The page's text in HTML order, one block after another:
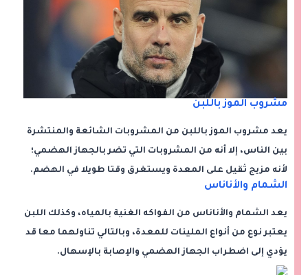
مشروب الموز باللبن
يعد مشروب الموز باللبن من المشروبات الشائعة والمنتشرة
بين الناس، إلا أنه من المشروبات التي تضر بالجهاز الهضمي؛
لأنه مزيج ثقيل على المعدة ويستغرق وقتا طويلا في الهضم.
الشمام والأناناس
يعد الشمام والأناناس من الفواكه الغنية بالمياه، وكذلك اللبن
يعتبر نوع من أنواع الملينات للمعدة، وبالتالي تناولهما معا قد
يؤدي إلى اضطراب الجهاز الهضمي والإصابة بالإسهال.